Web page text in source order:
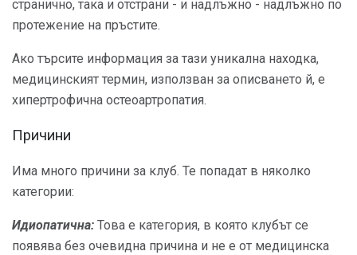
странично, така и отстрани - и надлъжно - надлъжно по
протежение на пръстите.
Ако търсите информация за тази уникална находка,
медицинският термин, използван за описването й, е
хипертрофична остеоартропатия.
Причини
Има много причини за клуб. Те попадат в няколко
категории:
Идиопатична: Това е категория, в която клубът се
появява без очевидна причина и не е от медицинска